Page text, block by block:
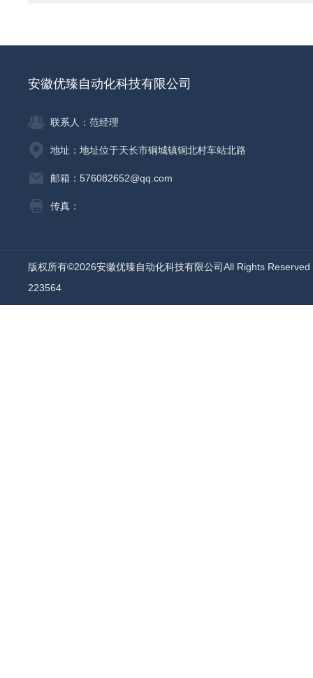
安徽优臻自动化科技有限公司
联系人：范经理
地址：地址位于天长市铜城镇铜北村车站北路
邮箱：576082652@qq.com
传真：
版权所有©2026安徽优臻自动化科技有限公司All Rights
223564